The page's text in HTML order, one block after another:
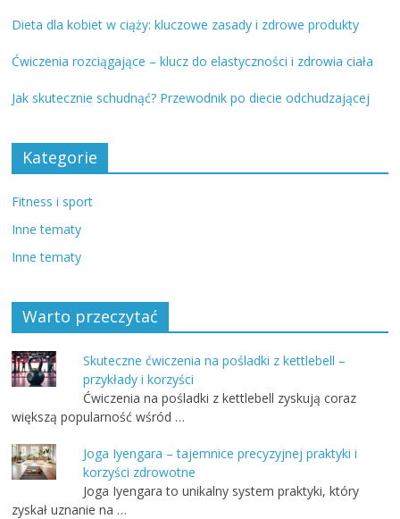
Dieta dla kobiet w ciąży: kluczowe zasady i zdrowe produkty
Ćwiczenia rozciągające – klucz do elastyczności i zdrowia ciała
Jak skutecznie schudnąć? Przewodnik po diecie odchudzającej
Kategorie
Fitness i sport
Inne tematy
Inne tematy
Warto przeczytać
Skuteczne ćwiczenia na pośladki z kettlebell –
przykłady i korzyści
Ćwiczenia na pośladki z kettlebell zyskują coraz
większą popularność wśród …
Joga Iyengara – tajemnice precyzyjnej praktyki i
korzyści zdrowotne
Joga Iyengara to unikalny system praktyki, który
zyskał uznanie na …